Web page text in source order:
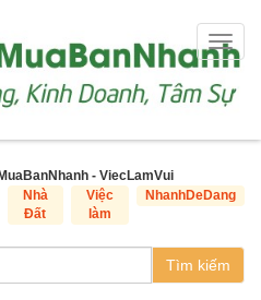
- ViecLamVui
Nhà
Đất
Việc
làm
NhanhDeDang
Tìm kiếm